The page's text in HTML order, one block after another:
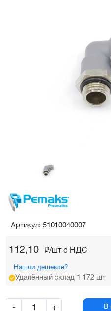
112,10 ₽/шт c НДС
Нашли дешевле?
Удалённый склад 1 172 шт
- + В
Артикул: 51010040007